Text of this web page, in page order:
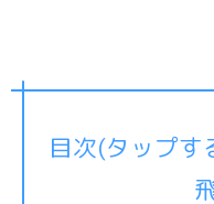
目次(タップす